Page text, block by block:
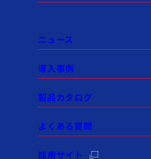
ニュース
導入事例
製品カタログ
よくある質問
採用サイト